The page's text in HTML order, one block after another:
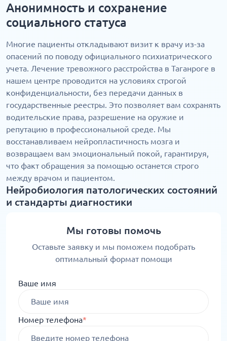
Анонимность и сохранение
социального статуса
Многие пациенты откладывают визит к врачу из-за
опасений по поводу официального психиатрического
учета. Лечение тревожного расстройства в Таганроге в
нашем центре проводится на условиях строгой
конфиденциальности, без передачи данных в
государственные реестры. Это позволяет вам сохранять
водительские права, разрешение на оружие и
репутацию в профессиональной среде. Мы
восстанавливаем нейропластичность мозга и
возвращаем вам эмоциональный покой, гарантируя,
что факт обращения за помощью останется строго
между врачом и пациентом.
Нейробиология патологических состояний
и стандарты диагностики
Мы готовы помочь
Оставьте заявку и мы поможем подобрать
оптимальный формат помощи
Ваше имя
Номер телефона*